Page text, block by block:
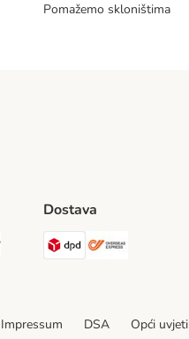
Pomažemo skloništima
Payment Method
Dostava
DPD Shipping
Impressum DSA Opći